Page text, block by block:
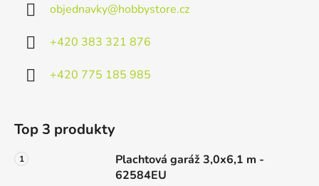
objednavky@hobbystore.cz
+420 383 321 876
+420 775 185 985
Top 3 produkty
Plachtová garáž 3,0x6,1 m -
62584EU